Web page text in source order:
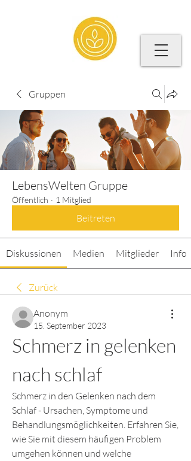
Gruppen
LebensWelten Gruppe
Öffentlich · 1 Mitglied
Beitreten
Diskussionen Medien Mitglieder Info
Zurück
Anonym
15. September 2023
Schmerz in gelenken
nach schlaf
Schmerz in den Gelenken nach dem
Schlaf - Ursachen, Symptome und
Behandlungsmöglichkeiten. Erfahren Sie,
wie Sie mit diesem häufigen Problem
umgehen können und welche